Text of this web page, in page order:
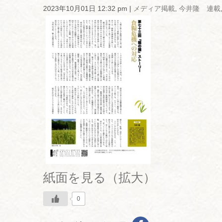
2023年10月01日 12:32 pm メディア掲載, 今井隆 連載
紙面を見る（拡大）
0